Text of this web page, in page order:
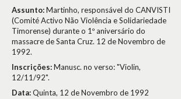
Assunto:Martinho, responsável do CANVISTI
(Comité Activo Não Violência e Solidariedade
Timorense) durante o 1º aniversário do
massacre de Santa Cruz. 12 de Novembro de
1992.
Inscrições:Manusc. no verso: "Violin,
12/11/92".
Data:Quinta, 12 de Novembro de 1992